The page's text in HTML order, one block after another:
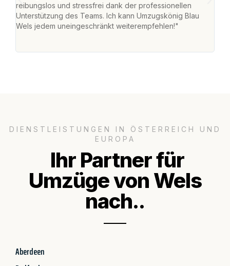
reibungslos und stressfrei dank der professionellen
Unterstützung des Teams. Ich kann Umzugskönig Blau
Wels jedem uneingeschränkt weiterempfehlen!"
DIENSTLEISTUNGEN IN ÖSTERREICH UND
EUROPA
Ihr Partner für
Umzüge von Wels
nach..
Aberdeen